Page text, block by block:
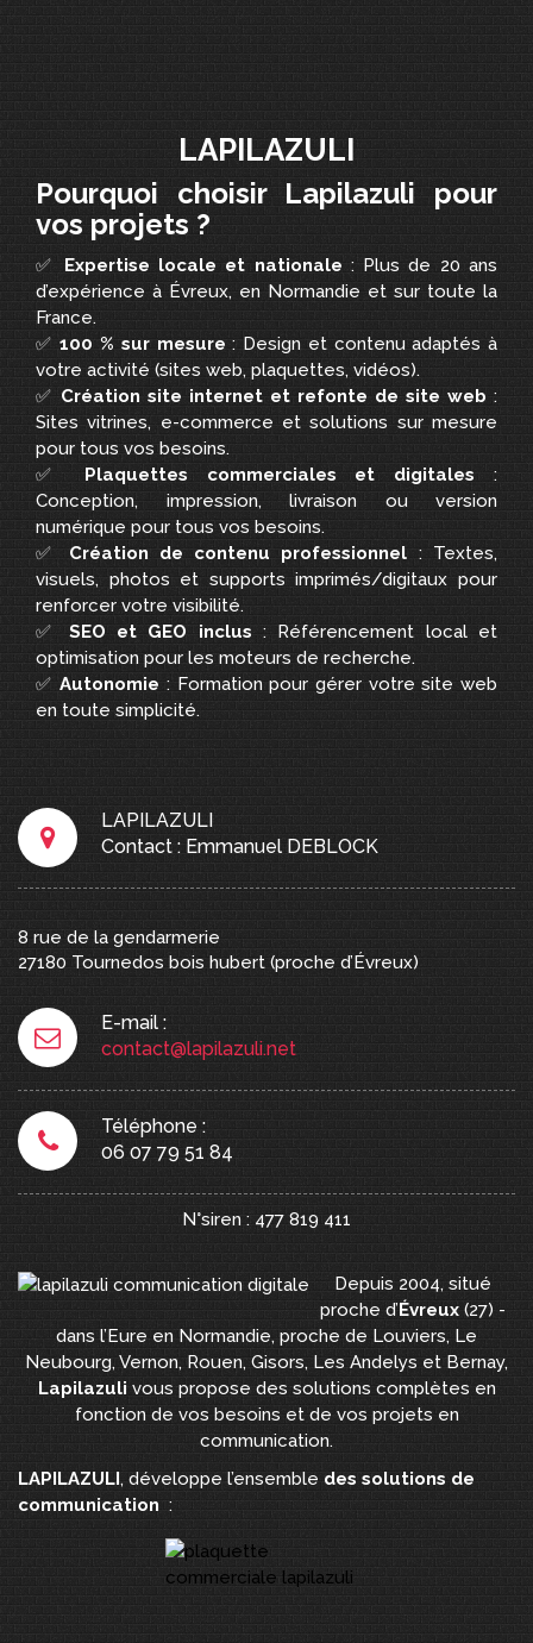
LAPILAZULI
Pourquoi choisir Lapilazuli pour
vos projets ?
✅ Expertise locale et nationale : Plus de 20 ans
d’expérience à Évreux, en Normandie et sur toute la
France.
✅100 % sur mesure : Design et contenu adaptés à
votre activité (sites web, plaquettes, vidéos).
✅ Création site internet et refonte de site web :
Sites vitrines, e-commerce et solutions sur mesure
pour tous vos besoins.
✅ Plaquettes commerciales et digitales :
Conception, impression, livraison ou version
numérique pour tous vos besoins.
✅ Création de contenu professionnel : Textes,
visuels, photos et supports imprimés/digitaux pour
renforcer votre visibilité.
✅ SEO et GEO inclus : Référencement local et
optimisation pour les moteurs de recherche.
✅Autonomie : Formation pour gérer votre site web
en toute simplicité.
LAPILAZULI
Contact : Emmanuel DEBLOCK
8 rue de la gendarmerie
27180 Tournedos bois hubert (proche d’Évreux)
E-mail :
contact@lapilazuli.net
Téléphone :
06 07 79 51 84
N°siren : 477 819 411
Depuis 2004, situé
proche d’Évreux(27) -
dans l’Eure en Normandie, proche de Louviers, Le
Neubourg, Vernon, Rouen, Gisors, Les Andelys et Bernay,
Lapilazuli vous propose des solutions complètes en
fonction de vos besoins et de vos projets en
communication.
LAPILAZULI, développe l’ensemble des solutions de
communication :